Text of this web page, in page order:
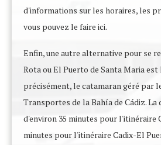
d'informations sur les horaires, les
vous pouvez le faire ici.
Enfin, une autre alternative pour se
Rota ou El Puerto de Santa Maria est
précisément, le catamaran géré par
Transportes de la Bahía de Cádiz. La
d'environ 35 minutes pour l'itinéraire
minutes pour l'itinéraire Cadix-El